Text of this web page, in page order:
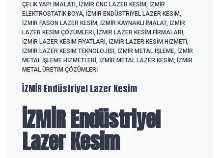
ÇELIK YAPI IMALATI , İZMİR CNC LAZER KESIM, İZMİR
ELEKTROSTATIK BOYA, İZMİR ENDÜSTRIYEL LAZER KESIM,
İZMİR FASON LAZER KESIM, İZMİR KAYNAKLI IMALAT, İZMİR
LAZER KESIM ÇÖZÜMLERI, İZMİR LAZER KESIM FIRMALARI ,
İZMİR LAZER KESIM FIYATLARI , İZMİR LAZER KESIM HIZMETI,
İZMİR LAZER KESIM TEKNOLOJISI, İZMİR METAL IŞLEME, İZMİR
METAL IŞLEME HIZMETLERI, İZMİR METAL LAZER KESIM, İZMİR
METAL ÜRETIM ÇÖZÜMLERI
İZMİR Endüstriyel Lazer Kesim
İZMİR Endüstriyel
Lazer Kesim